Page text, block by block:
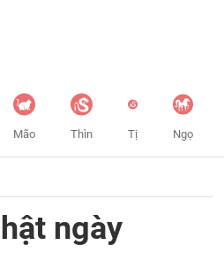
Mão Thìn Tị Ngọ
ngày